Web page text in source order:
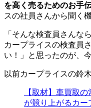
を高く売るためのお手
スの社員さんから聞く
「そんな検査員さんな
カープライスの検査員
い！」と思ったのが、
以前カープライスの鈴
【取材】車買取
が競り上がるカー